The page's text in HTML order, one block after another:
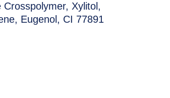
Xylitol,
Eugenol, CI 77891